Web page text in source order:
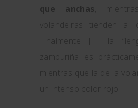
que anchas ,
volandeiras tienden a
Finalmente […] la
zamburiña es
mientras que la de la
un intenso color rojo.